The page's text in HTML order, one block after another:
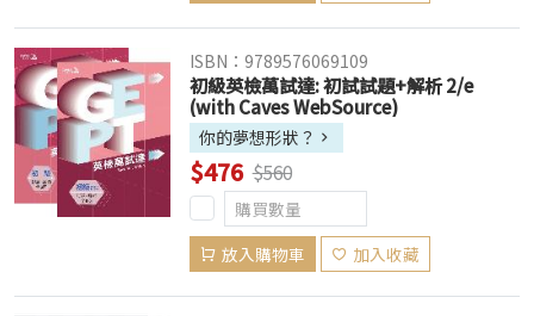
ISBN：9789576069109
初級英檢萬試達: 初試試題+解析 2/e
(with Caves WebSource)
你的夢想形狀？
$476 $560
放入購物車 加入收藏